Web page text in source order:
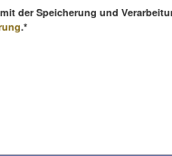
der Speicherung und
.*